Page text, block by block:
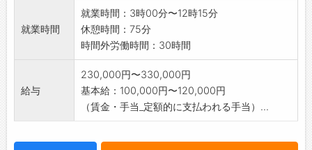
就業時間
就業時間：3時00分〜12時15分
休憩時間：75分
時間外労働時間：30時間
給与
230,000円〜330,000円
基本給：100,000円〜120,000円
（賃金・手当_定額的に支払われる手当）...